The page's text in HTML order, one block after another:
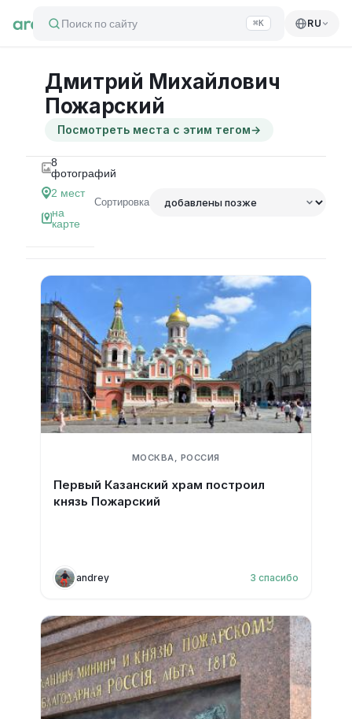
Поиск по сайту ⌘K RU
Дмитрий Михайлович
Пожарский
Посмотреть места с этим тегом→
8
фотографий
2 мест
на
карте
Сортировка
МОСКВА, РОССИЯ
Первый Казанский храм построил
князь Пожарский
andrey 3 спасибо